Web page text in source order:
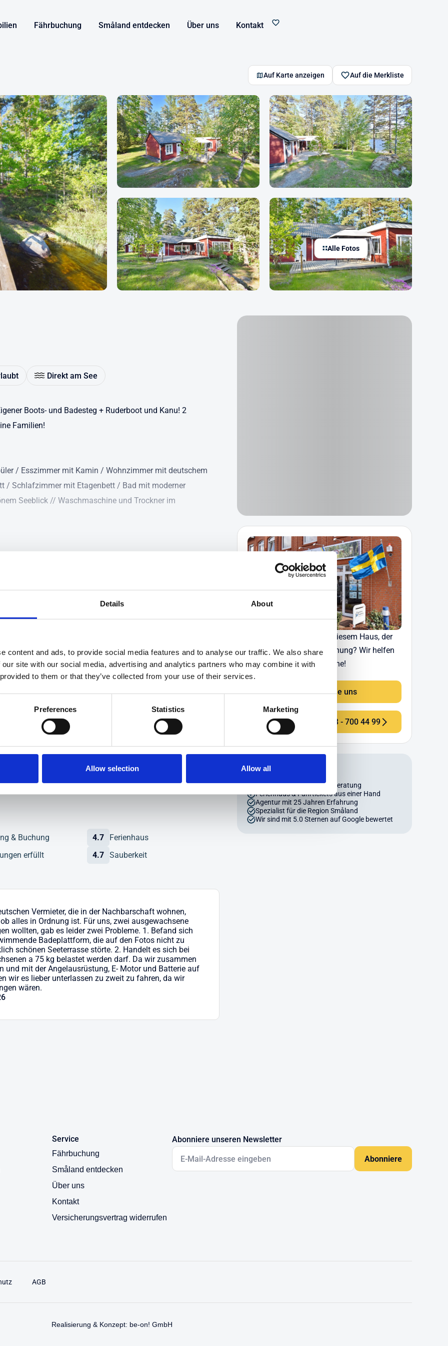
Details About
content and ads, to provide social media features and to analyse our traffic. We also share
site with our social media, advertising and analytics partners who may combine it with
to them or that they’ve collected from your use of their services.
Preferences Statistics Marketing
Allow selection Allow all
Fährbuchung Småland entdecken Über uns Kontakt
Auf Karte anzeigen Auf die Merkliste
Alle Fotos
Direkt am See
Boots- und Badesteg + Ruderboot und Kanu! 2
Familien!
/ Esszimmer mit Kamin / Wohnzimmer mit deutschem
/ Schlafzimmer mit Etagenbett / Bad mit moderner
Seeblick // Waschmaschine und Trockner im
liegt das schöne Ferienhaus "Bjärken"! Das Haus (ca.
mit deutschem TV und tollem Seeblick sowie ein
Küche. Außerdem gibt es ein Bad mit Dusche und moderner
auf den See! Auf der hauseigenen großen See-Terrasse
können Sie gut schwimmen gehen. Oder fahren Sie
hinaus bzw. erkunden Sie den See bei einer Tour mit dem
und einen Sandkasten. Auch eine Solar-Außendusche ist
eine Waschmaschine und ein Trockner zur Verfügung.
in Hultsfred. Bis nach Vimmerby z. B. zum Astrid-
Eigene große See-Terrasse
Nichtraucherhaus
& Buchung 4.7
Ferienhaus
erfüllt 4.7 Sauberkeit
Vermieter, die in der Nachbarschaft wohnen,
alles in Ordnung ist. Für uns, zwei ausgewachsene
wollten, gab es leider zwei Probleme. 1. Befand sich
Badeplattform, die auf den Fotos nicht zu
schönen Seeterrasse störte. 2. Handelt es sich bei
a 75 kg belastet werden darf. Da wir zusammen
mit der Angelausrüstung, E- Motor und Batterie auf
wir es lieber unterlassen zu zweit zu fahren, da wir
wären.
Haben Sie Fragen zu diesem Haus, der
Verfügbarkeit oder Buchung? Wir helfen
Ihnen gerne!
Schreiben Sie uns
Telefon: +49 (0) 4203 - 700 44 99
Unsere Buchungsvorteile
Persönlicher Service und Beratung
Ferienhaus & Fährtickets aus einer Hand
Agentur mit 25 Jahren Erfahrung
Spezialist für die Region Småland
Wir sind mit 5.0 Sternen auf Google bewertet
Service
Fährbuchung
Småland entdecken
Über uns
Kontakt
Versicherungsvertrag widerrufen
Abonniere unseren Newsletter
AGB
Realisierung & Konzept: be-on! GmbH